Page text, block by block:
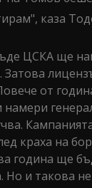
каза
ЦСКА ще
Затова
от
намери
краха на
година ще
и такова